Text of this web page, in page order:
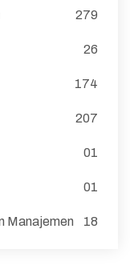
279
26
174
207
01
01
Manajemen 18